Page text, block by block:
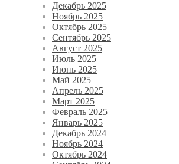
Декабрь 2025
Ноябрь 2025
Октябрь 2025
Сентябрь 2025
Август 2025
Июль 2025
Июнь 2025
Май 2025
Апрель 2025
Март 2025
Февраль 2025
Январь 2025
Декабрь 2024
Ноябрь 2024
Октябрь 2024